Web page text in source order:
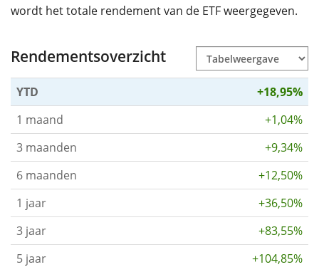
wordt het totale rendement van de ETF weergegeven.
Rendementsoverzicht
YTD
+18,95%
1 maand
+1,04%
3 maanden
+9,34%
6 maanden
+12,50%
1 jaar
+36,50%
3 jaar
+83,55%
5 jaar
+104,85%